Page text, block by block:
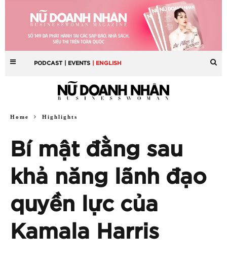
PODCAST | EVENTS | ENGLISH
Home Highlights
Bí mật đằng sau
khả năng lãnh đạo
quyền lực của
Kamala Harris